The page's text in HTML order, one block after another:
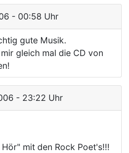
- 00:58 Uhr
gute Musik.
gleich mal die CD von
- 23:22 Uhr
mit den Rock Poet's!!!